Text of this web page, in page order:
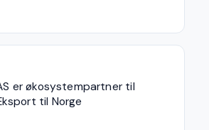
er økosystempartner til
til Norge